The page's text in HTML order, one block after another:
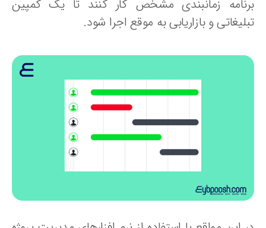
زمانبندی مشخص کار کنند تا یک کمپین
و بازاریابی به موقع اجرا شود.